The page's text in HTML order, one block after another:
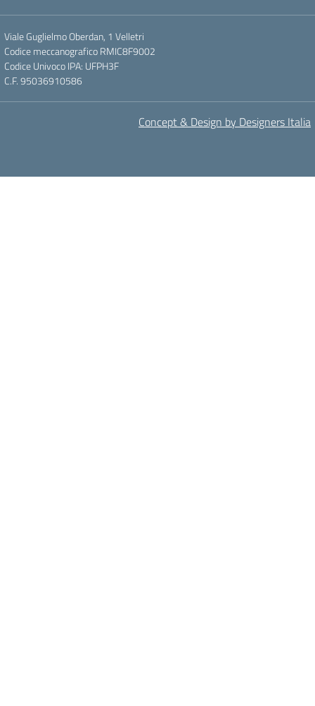
Viale Guglielmo Oberdan, 1 Velletri
Codice meccanografico RMIC8F9002
Codice Univoco IPA: UFPH3F
C.F. 95036910586
Concept & Design by Designers Italia